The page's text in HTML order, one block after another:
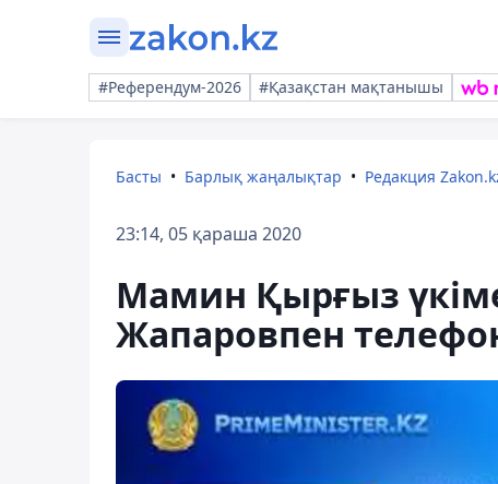
#Референдум-2026 #Қазақстан мақтанышы
Басты Барлық жаңалықтар Редакция
23:14, 05 қараша 2020
Мамин Қырғыз
Жапаровпен